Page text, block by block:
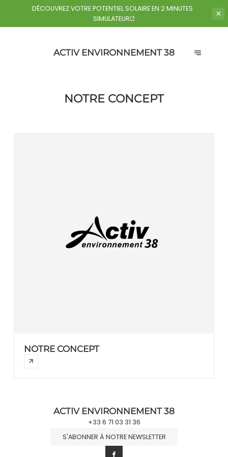
DÉCOUVREZ VOTRE POTENTIELSOLAIRE EN 2 MINUTES
SIMULATEUR
ACTIV ENVIRONNEMENT 38
NOTRE CONCEPT
NOTRE CONCEPT
ACTIV ENVIRONNEMENT 38
+33 6 71 03 31 36
S'ABONNER À NOTRE NEWSLETTER